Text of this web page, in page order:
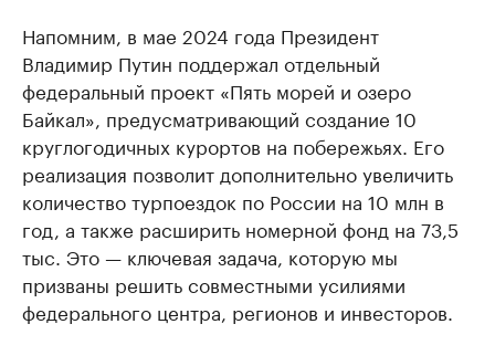
Напомним, в мае 2024 года Президент
Владимир Путин поддержал отдельный
федеральный проект «Пять морей и озеро
Байкал», предусматривающий создание 10
круглогодичных курортов на побережьях. Его
реализация позволит дополнительно увеличить
количество турпоездок по России на 10 млн в
год, а также расширить номерной фонд на 73,5
тыс. Это — ключевая задача, которую мы
призваны решить совместными усилиями
федерального центра, регионов и инвесторов.